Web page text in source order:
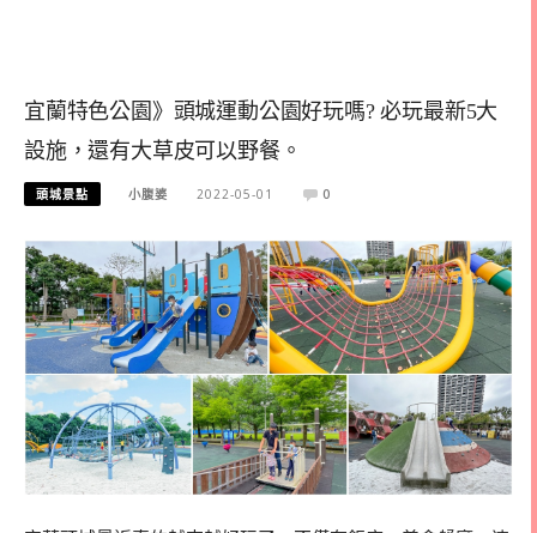
宜蘭特色公園》頭城運動公園好玩嗎? 必玩最新5大
設施，還有大草皮可以野餐。
頭城景點 小腹婆 2022-05-01 0